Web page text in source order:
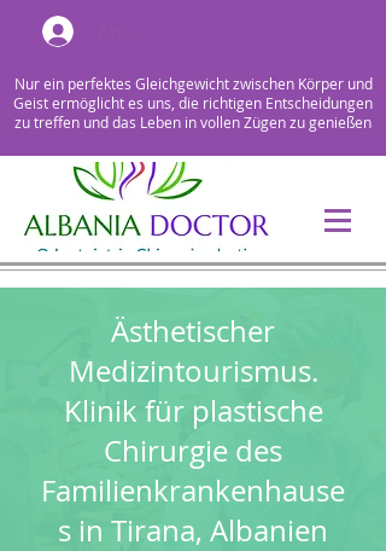
Nur ein perfektes Gleichgewicht zwischen Körper und
Geist ermöglicht es uns, die richtigen Entscheidungen
zu treffen und das Leben in vollen Zügen zu genießen
Ästhetischer
Medizintourismus.
Klinik für plastische
Chirurgie des
Familienkrankenhause
s in Tirana, Albanien